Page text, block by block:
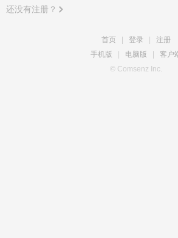
还没有注册？
首页 登录
注册
手机版
电脑版
客户
© Comsenz Inc.